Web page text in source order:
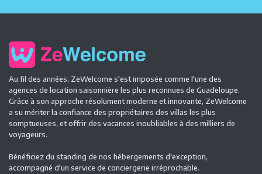
Au fil des années, ZeWelcome s'est imposée comme l'une des
agences de location saisonnière les plus reconnues de Guadeloupe.
Grâce à son approche résolument moderne et innovante, ZeWelcome
a su mériter la confiance des propriétaires des villas les plus
somptueuses, et offrir des vacances inoubliables à des milliers de
voyageurs.
Bénéficiez du standing de nos hébergements d'exception,
accompagné d'un service de conciergerie irréprochable.